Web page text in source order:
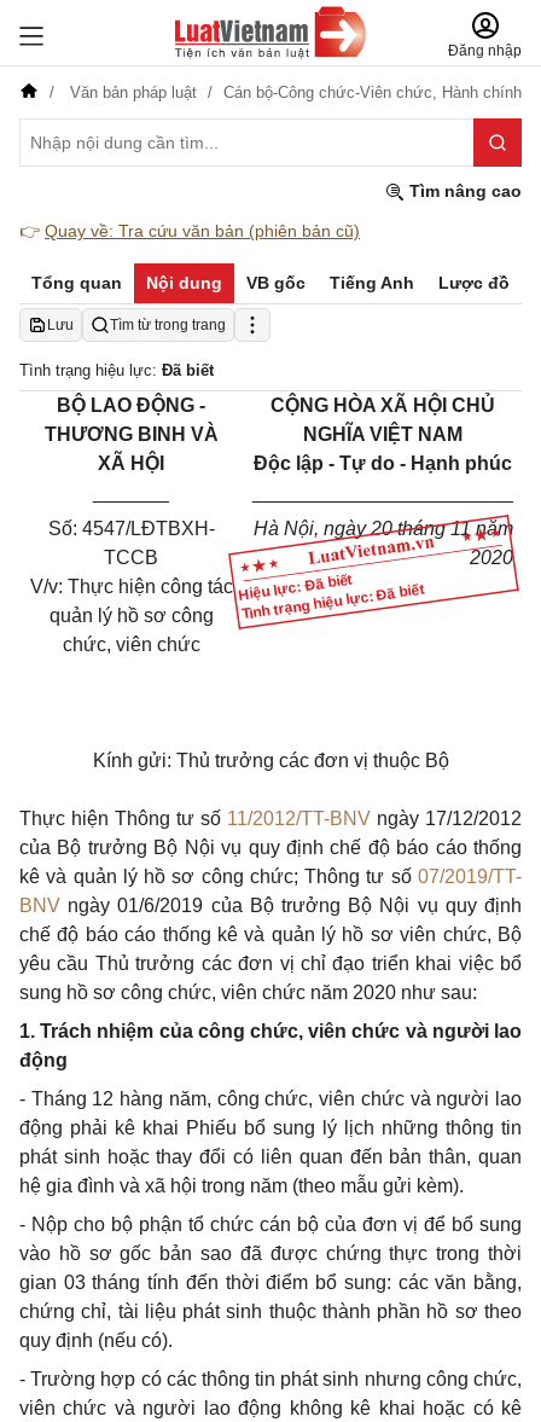
Đăng nhập
Văn bản pháp luật Cán bộ-Công chức-Viên chức, Hành chính
Tìm nâng cao
👉 Quay về: Tra cứu văn bản (phiên bản cũ)
Tổng quan Nội dung VB gốc Tiếng Anh Lược đồ
Lưu Tìm từ trong trang
Tình trạng hiệu lực: Đã biết
Hiệu lực: Đã biết
Tình trạng hiệu lực: Đã biết
BỘ LAO ĐỘNG -
THƯƠNG BINH VÀ
XÃ HỘI
Số: 4547/LĐTBXH-
TCCB
V/v: Thực hiện công tác
quản lý hồ sơ công
chức, viên chức
CỘNG HÒA XÃ HỘI CHỦ
NGHĨA VIỆT NAM
Độc lập - Tự do - Hạnh phúc
Hà Nội, ngày 20 tháng 11 năm
2020
Kính gửi: Thủ trưởng các đơn vị thuộc Bộ
Thực hiện Thông tư số 11/2012/TT-BNV ngày 17/12/2012
của Bộ trưởng Bộ Nội vụ quy định chế độ báo cáo thống
kê và quản lý hồ sơ công chức; Thông tư số 07/2019/TT-
BNV ngày 01/6/2019 của Bộ trưởng Bộ Nội vụ quy định
chế độ báo cáo thống kê và quản lý hồ sơ viên chức, Bộ
yêu cầu Thủ trưởng các đơn vị chỉ đạo triển khai việc bổ
sung hồ sơ công chức, viên chức năm 2020 như sau:
1. Trách nhiệm của công chức, viên chức và người lao
động
- Tháng 12 hàng năm, công chức, viên chức và người lao
động phải kê khai Phiếu bổ sung lý lịch những thông tin
phát sinh hoặc thay đổi có liên quan đến bản thân, quan
hệ gia đình và xã hội trong năm (theo mẫu gửi kèm).
- Nộp cho bộ phận tổ chức cán bộ của đơn vị để bổ sung
vào hồ sơ gốc bản sao đã được chứng thực trong thời
gian 03 tháng tính đến thời điểm bổ sung: các văn bằng,
chứng chỉ, tài liệu phát sinh thuộc thành phần hồ sơ theo
quy định (nếu có).
- Trường hợp có các thông tin phát sinh nhưng công chức,
viên chức và người lao động không kê khai hoặc có kê